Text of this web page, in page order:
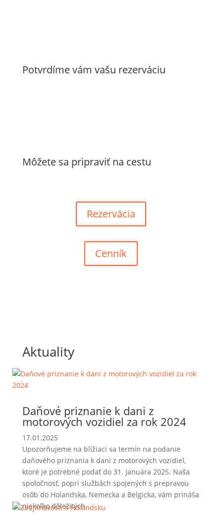
Potvrdíme vám vašu rezerváciu
Môžete sa pripraviť na cestu
Rezervácia
Cenník
Aktuality
Daňové priznanie k dani z
motorových vozidiel za rok 2024
17.01.2025
Upozorňujeme na blížiaci sa termín na podanie
daňového priznania k dani z motorových vozidiel,
ktoré je potrebné podať do 31. januára 2025. Naša
spoločnosť, popri službách spojených s prepravou
osôb do Holandska, Nemecka a Belgicka, vám prináša
niekoľko dôležitých...